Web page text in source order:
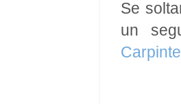
Se
un